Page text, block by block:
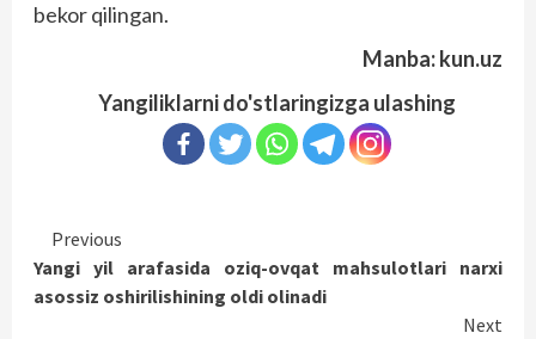
bekor qilingan.
Manba: kun.uz
Yangiliklarni do'stlaringizga ulashing
Continue
Reading
Previous
Yangi yil arafasida oziq-ovqat mahsulotlari narxi
asossiz oshirilishining oldi olinadi
Next